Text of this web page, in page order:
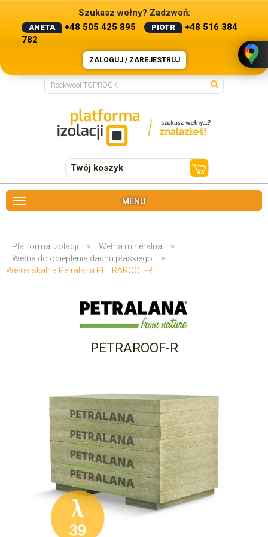
Szukasz wełny? Zadzwoń:
ANETA +48 505 425 895 PIOTR
+48 516 384
782
ZALOGUJ / ZAREJESTRUJ
Twój koszyk
MENU
Platforma Izolacji > Wełna mineralna
>
Wełna do ocieplenia dachu płaskiego
>
Wełna skalna Petralana PETRAROOF-R
PETRAROOF-R